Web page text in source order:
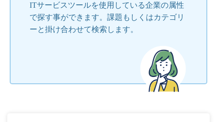
ITサービスツールを使用している企業の属性
で探す事ができます。課題もしくはカテゴリ
ーと掛け合わせて検索します。